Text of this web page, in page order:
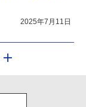
2025年7月11日